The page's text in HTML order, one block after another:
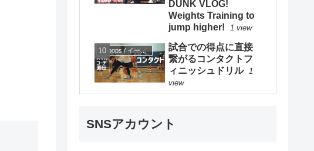
DUNK VLOG!
Weights Training to
jump higher!
1 view
eHoops / イー・フープス
試合での得点に直接
繋がるコンタクトフ
ィニッシュドリル
1
view
SNSアカウント